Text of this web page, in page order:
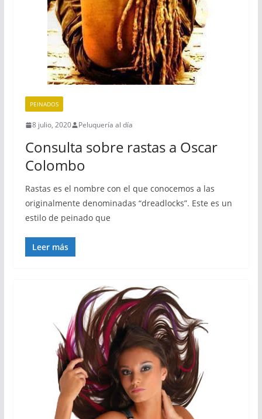
PEINADOS
8 julio, 2020 Peluquería al día
Consulta sobre rastas a Oscar
Colombo
Rastas es el nombre con el que conocemos a las
originalmente denominadas “dreadlocks”. Este es un
estilo de peinado que
Leer más